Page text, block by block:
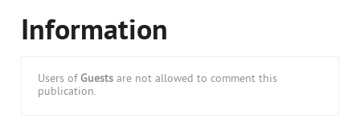
Information
Users of Guests are not allowed to comment this
publication.